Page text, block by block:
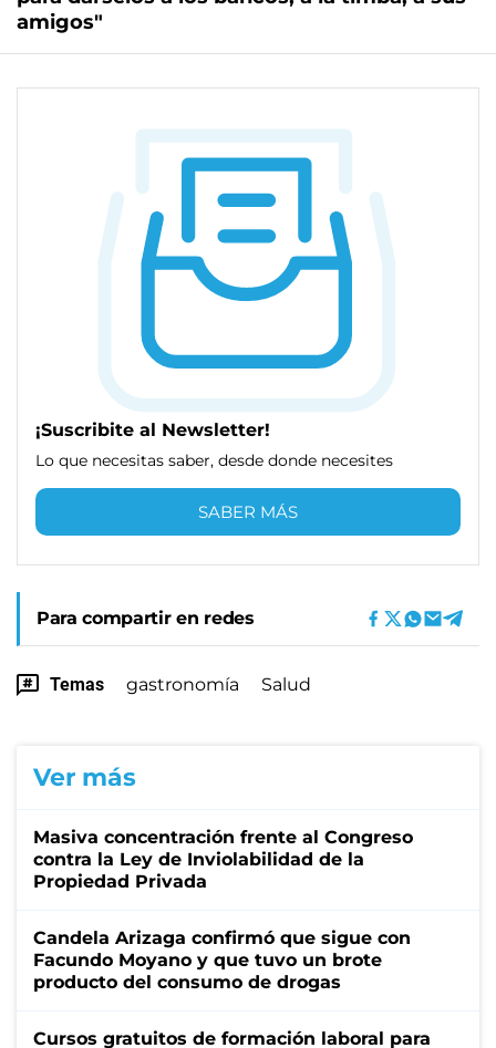
amigos"
¡Suscribite al Newsletter!
Lo que necesitas saber, desde donde necesites
SABER MÁS
Para compartir en redes
Temas gastronomía Salud
Ver más
Masiva concentración frente al Congreso
contra la Ley de Inviolabilidad de la
Propiedad Privada
Candela Arizaga confirmó que sigue con
Facundo Moyano y que tuvo un brote
producto del consumo de drogas
Cursos gratuitos de formación laboral para